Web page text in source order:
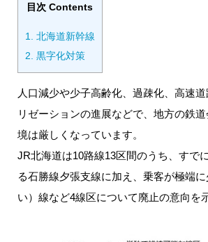
目次 Contents
1. 北海道新幹線
2. 黒字化対策
人口減少や少子高齢化、過疎化、高速
リゼーションの進展などで、地方の鉄
境は厳しくなっています。
JR北海道は10路線13区間のうち、すで
る石勝線夕張支線に加え、乗客が極端
い）線など4線区について廃止の意向を